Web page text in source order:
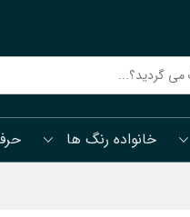
خانواده رنگ ها